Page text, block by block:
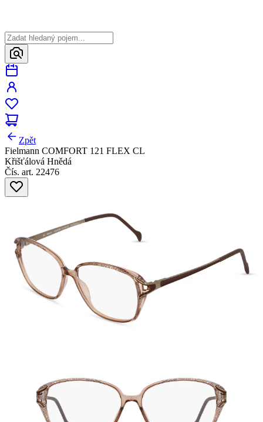
Zpět
Fielmann COMFORT 121 FLEX CL
Křišťálová Hnědá
Čís. art. 22476